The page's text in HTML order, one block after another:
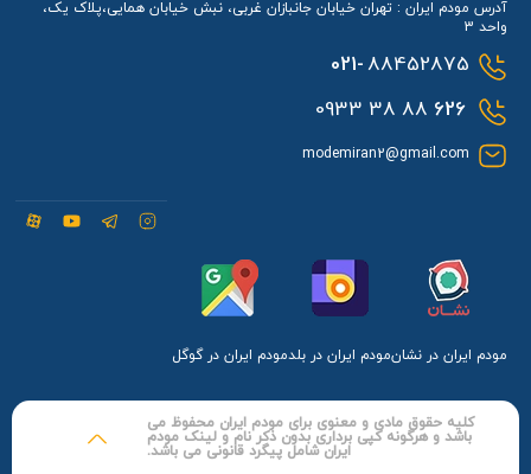
آدرس مودم ایران : تهران خیابان جانبازان غربی، نبش خیابان همایی،پلاک یک،
واحد 3
021-88452875
626
88 38 0933
modemiran2@gmail.com
مودم ایران در نشانمودم ایران در بلدمودم ایران در گوگل
کلیه حقوق مادی و معنوی برای مودم ایران محفوظ می
باشد و هرگونه کپی برداری بدون ذکر نام و لینک مودم
ایران شامل پیگرد قانونی می باشد.